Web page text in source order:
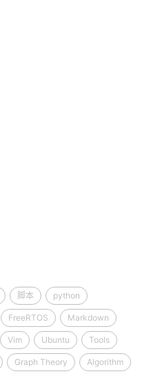
脚本 python
FreeRTOS Markdown
Vim Ubuntu Tools
Graph Theory Algorithm